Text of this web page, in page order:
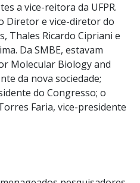
a vice-reitora da UFPR.
Diretor e vice-diretor do
Thales Ricardo Cipriani e
Da SMBE, estavam
Molecular Biology and
da nova sociedade;
do Congresso; o
Faria, vice-presidente